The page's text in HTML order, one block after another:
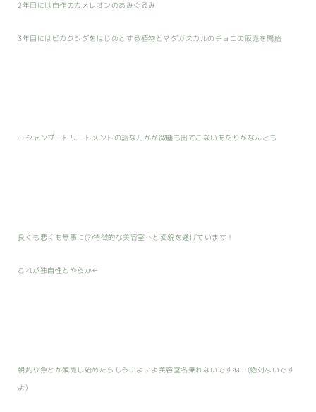
2年目には自作のカメレオンのあみぐるみ
3年目にはビカクシダをはじめとする植物とマダガスカルのチョコの販売を開始
…シャンプートリートメントの話なんかが微塵も出てこないあたりがなんとも
良くも悪くも無事に(?)特徴的な美容室へと変貌を遂げています！
これが独自性とやらか←
朝釣り魚とか販売し始めたらもういよいよ美容室名乗れないですね…(絶対ないです
よ)